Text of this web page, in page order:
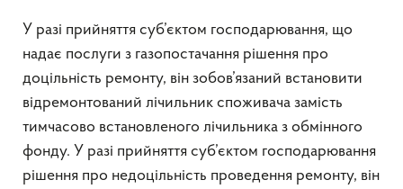
У разі прийняття суб’єктом господарювання, що
надає послуги з газопостачання рішення про
доцільність ремонту, він зобов’язаний встановити
відремонтований лічильник споживача замість
тимчасово встановленого лічильника з обмінного
фонду. У разі прийняття суб’єктом господарювання
рішення про недоцільність проведення ремонту, він